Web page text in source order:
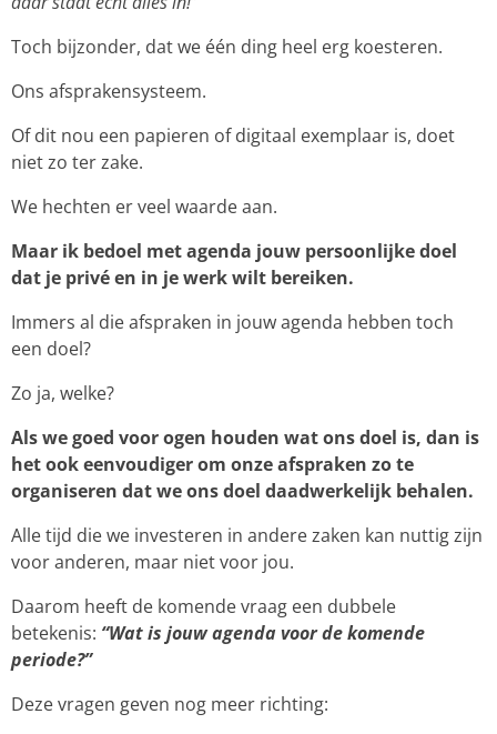
Toch bijzonder, dat we één ding heel erg koesteren.
Ons afsprakensysteem.
Of dit nou een papieren of digitaal exemplaar is, doet
niet zo ter zake.
We hechten er veel waarde aan.
Maar ik bedoel met agenda jouw persoonlijke doel
dat je privé en in je werk wilt bereiken.
Immers al die afspraken in jouw agenda hebben toch
een doel?
Zo ja, welke?
Als we goed voor ogen houden wat ons doel is, dan is
het ook eenvoudiger om onze afspraken zo te
organiseren dat we ons doel daadwerkelijk behalen.
Alle tijd die we investeren in andere zaken kan nuttig zijn
voor anderen, maar niet voor jou.
Daarom heeft de komende vraag een dubbele
betekenis: “Wat is jouw agenda voor de komende
periode?”
Deze vragen geven nog meer richting: